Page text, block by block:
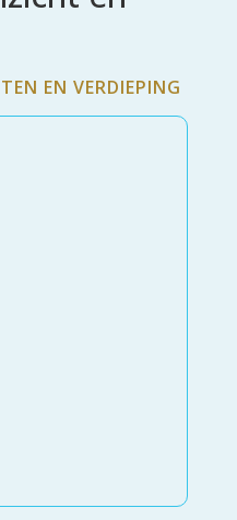
EN VERDIEPING